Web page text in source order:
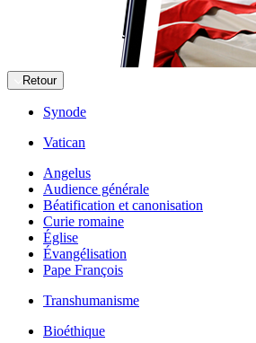
Retour
Synode
Vatican
Angelus
Audience générale
Béatification et canonisation
Curie romaine
Église
Évangélisation
Pape François
Transhumanisme
Bioéthique